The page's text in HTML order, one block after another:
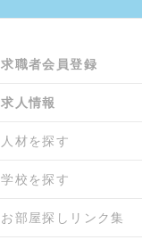
求職者会員登録
求人情報
人材を探す
学校を探す
お部屋探しリンク集